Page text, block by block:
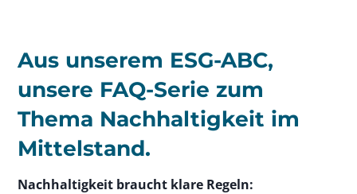
Aus unserem ESG-ABC,
unsere FAQ-Serie zum
Thema Nachhaltigkeit im
Mittelstand.
Nachhaltigkeit braucht klare Regeln: